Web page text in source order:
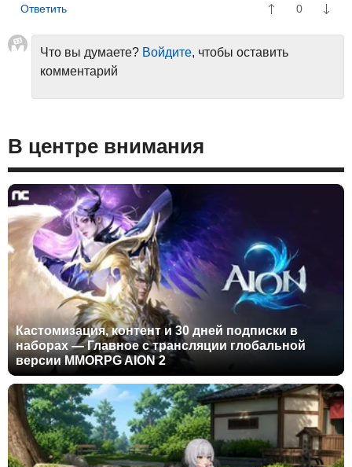
0
Что вы думаете? Войдите, чтобы оставить
комментарий
В центре внимания
Кастомизация, контент и 30 дней подписки в
наборах — Главное с трансляции глобальной
версии MMORPG AION 2